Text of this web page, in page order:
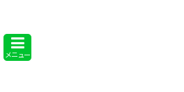
メニュー